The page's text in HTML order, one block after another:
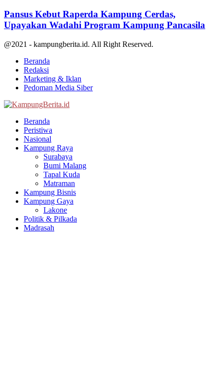
Pansus Kebut Raperda Kampung Cerdas,
Upayakan Wadahi Program Kampung Pancasila
@2021 - kampungberita.id. All Right Reserved.
Beranda
Redaksi
Marketing & Iklan
Pedoman Media Siber
Beranda
Peristiwa
Nasional
Kampung Raya
Surabaya
Bumi Malang
Tapal Kuda
Matraman
Kampung Bisnis
Kampung Gaya
Lakone
Politik & Pilkada
Madrasah